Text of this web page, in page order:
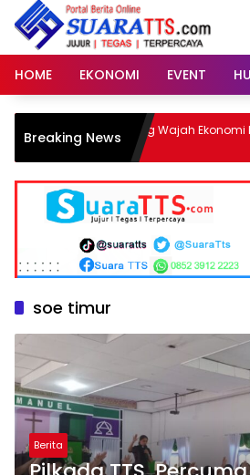
Langsung
konten
HOME
EKONOMI EVENT
Breaking News
Meneropong Wajah Ekonomi NTT Lewat
SE 2026
soe timur
Berita